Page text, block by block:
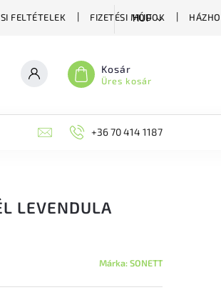
FELTÉTELEK FIZETÉSI MÓDOK
HUF
Kosár
Üres kosár
BLOG MÉHÉSZETI
+36 70 414 1187
LEVENDULA
Márka:SONETT